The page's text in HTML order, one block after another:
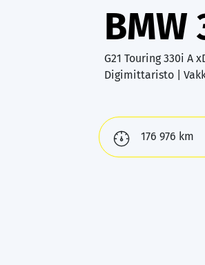
BMW
G21 Touring 330i A
Digimittaristo |
176 976 km